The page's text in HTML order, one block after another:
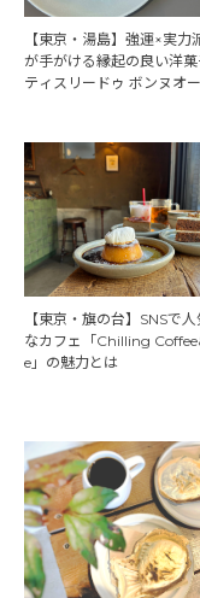
【東京・湯島】強運×実力
が手がける縁起の良い洋
ティスリードゥ ボンヌオ
【東京・旗の台】SNSで
なカフェ「Chilling
e」の魅力とは